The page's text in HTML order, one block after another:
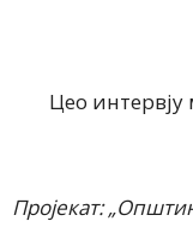
Цео
Пројекат: